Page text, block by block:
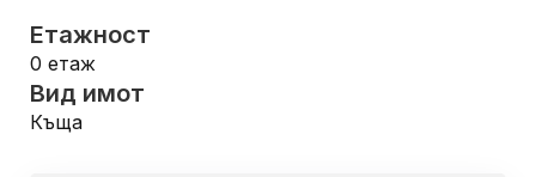
Етажност
0 етаж
Вид имот
Къща